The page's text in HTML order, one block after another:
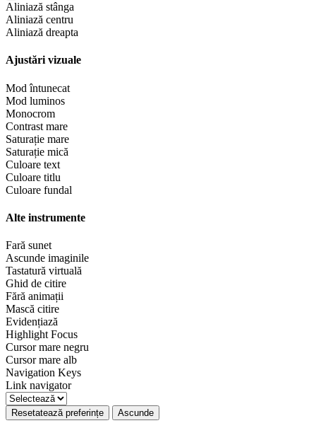
Aliniază stânga
Aliniază centru
Aliniază dreapta
Ajustări vizuale
Mod întunecat
Mod luminos
Monocrom
Contrast mare
Saturație mare
Saturație mică
Culoare text
Culoare titlu
Culoare fundal
Alte instrumente
Fară sunet
Ascunde imaginile
Tastatură virtuală
Ghid de citire
Fără animații
Mască citire
Evidențiază
Highlight Focus
Cursor mare negru
Cursor mare alb
Navigation Keys
Link navigator
Resetatează preferințe Ascunde